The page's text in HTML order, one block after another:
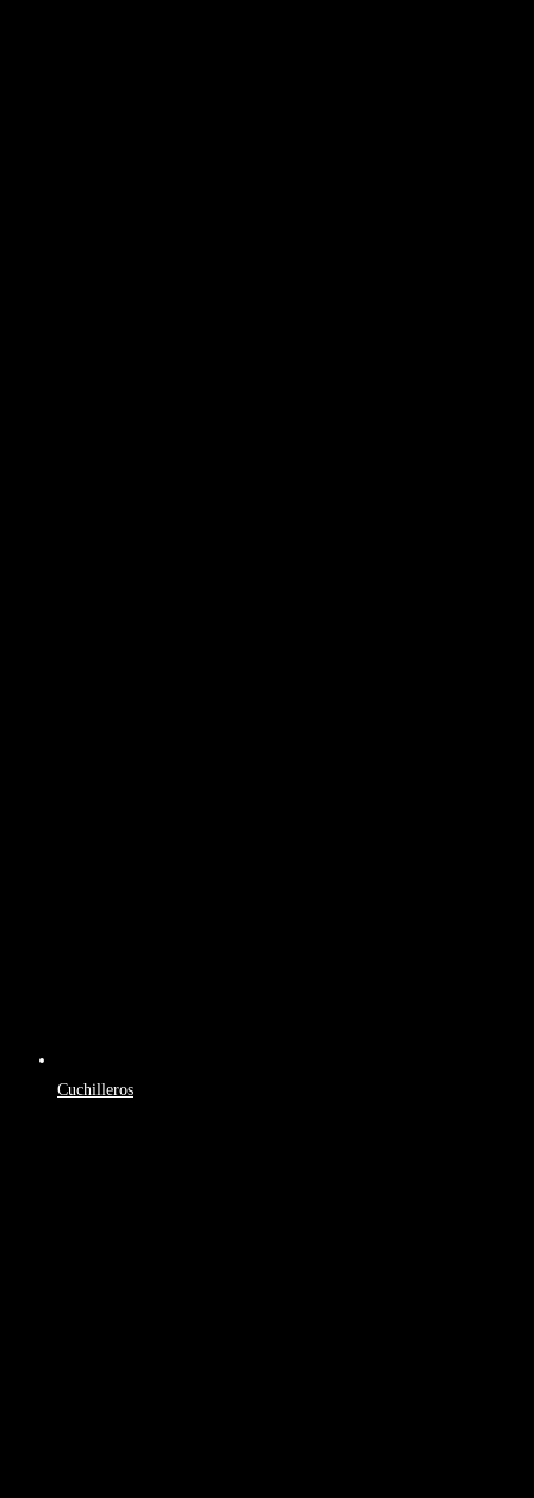
Cuchilleros